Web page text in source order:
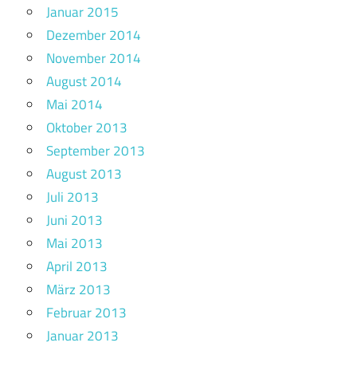
Januar 2015
Dezember 2014
November 2014
August 2014
Mai 2014
Oktober 2013
September 2013
August 2013
Juli 2013
Juni 2013
Mai 2013
April 2013
März 2013
Februar 2013
Januar 2013